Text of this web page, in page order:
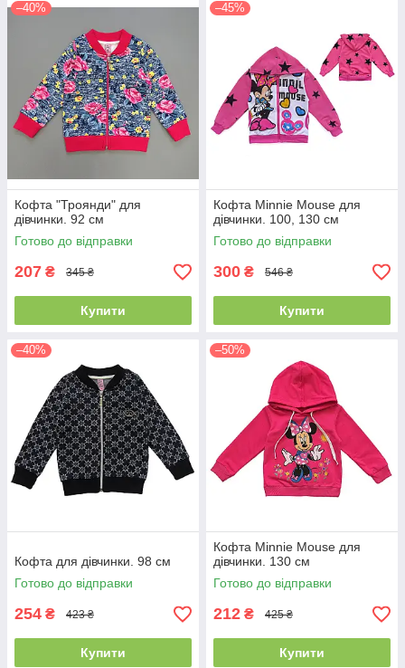
–40%
Кофта "Троянди" для
дівчинки. 92 см
Готово до відправки
207 ₴ 345 ₴
Купити
–45%
Кофта Minnie Mouse для
дівчинки. 100, 130 см
Готово до відправки
300 ₴ 546 ₴
Купити
–40%
Кофта для дівчинки. 98 см
Готово до відправки
254 ₴ 423 ₴
Купити
–50%
Кофта Minnie Mouse для
дівчинки. 130 см
Готово до відправки
212 ₴ 425 ₴
Купити